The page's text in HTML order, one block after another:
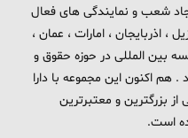
شعب و نمایندگی های فعال
، اذربایجان ، امارات ، عمان ،
بین المللی در حوزه حقوق و
هم اکنون این مجموعه با دارا
یکی از بزرگترین و معتبرترین
است.